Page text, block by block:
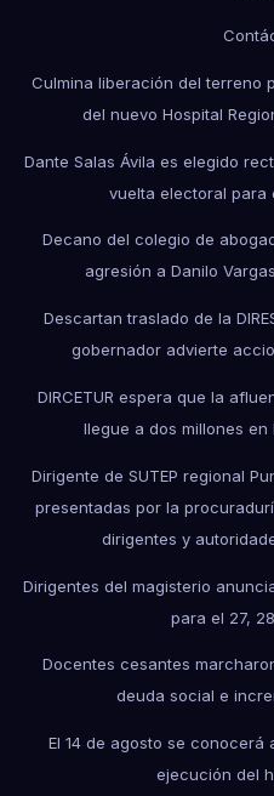
Culmina liberación del terreno
del nuevo Hospital
Dante Salas Ávila es elegido
vuelta electoral para
Decano del colegio de
agresión a Danilo
Descartan traslado de la
gobernador advierte
DIRCETUR espera que la
llegue a dos millones en
Dirigente de SUTEP regional
presentadas por la
dirigentes y
Dirigentes del magisterio
para el 27,
Docentes cesantes
deuda social e
El 14 de agosto se conocerá
ejecución del